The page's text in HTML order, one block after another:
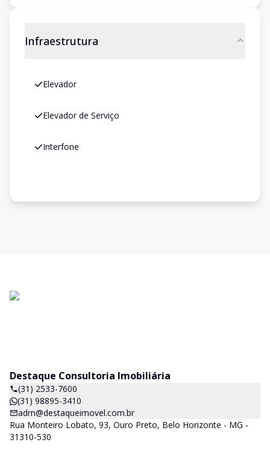
Infraestrutura
Elevador
Elevador de Serviço
Interfone
Destaque Consultoria Imobiliária
(31) 2533-7600
(31) 98895-3410
adm@destaqueimovel.com.br
Rua Monteiro Lobato, 93, Ouro Preto, Belo Horizonte - MG -
31310-530